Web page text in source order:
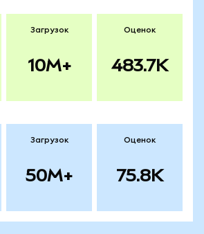
Загрузок
10M+
Оценок
483.7K
Загрузок
50M+
Оценок
75.8K